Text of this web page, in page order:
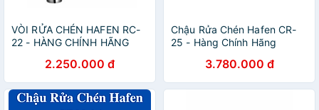
VÒI RỬA CHÉN HAFEN RC-
22 - HÀNG CHÍNH HÃNG
2.250.000 đ
Chậu Rửa Chén Hafen CR-
25 - Hàng Chính Hãng
3.780.000 đ